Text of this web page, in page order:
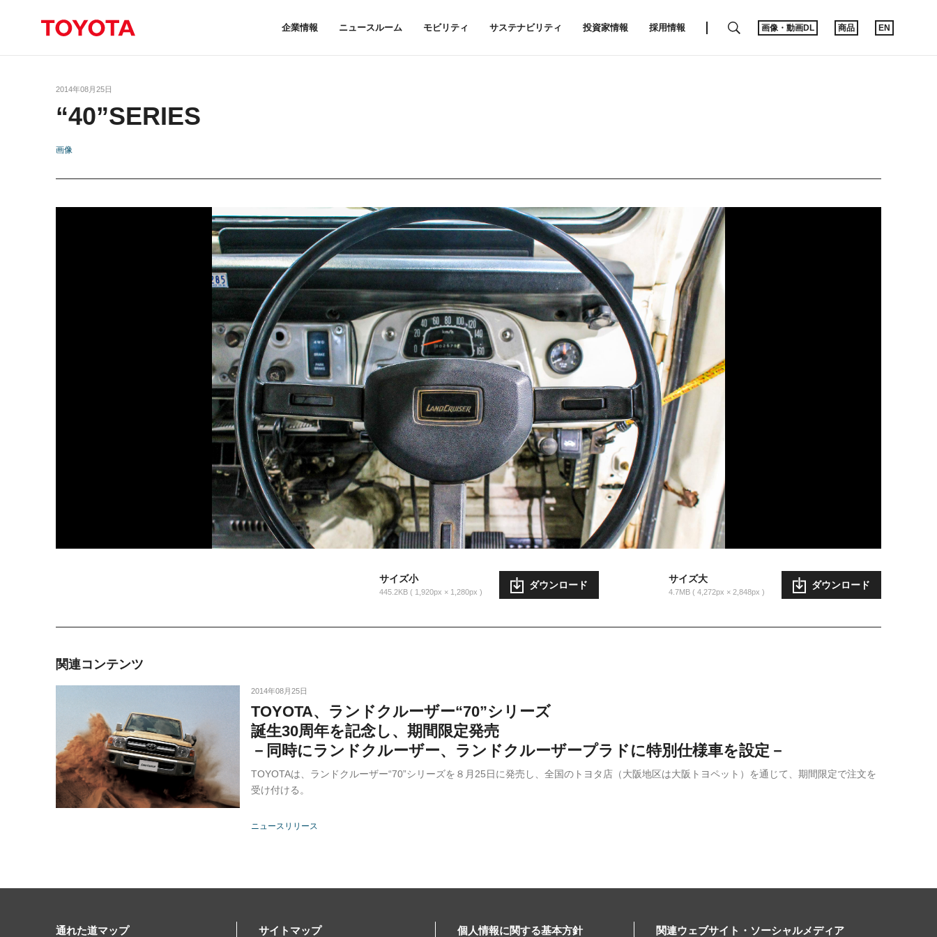
企業情報 ニュースルーム モビリティ サステナビリティ 投資家情報 採用情報 SEARCH画像・動画DL 商品 EN
2014年08月25日
“40”SERIES
画像
サイズ小
445.2KB 1,920px × 1,280px
ダウンロード
サイズ大
4.7MB 4,272px × 2,848px
ダウンロード
関連コンテンツ
2014年08月25日
TOYOTA、ランドクルーザー“70”シリーズ
誕生30周年を記念し、期間限定発売
－同時にランドクルーザー、ランドクルーザープラドに特別仕様車を設定－
TOYOTAは、ランドクルーザー“70”シリーズを８月25日に発売し、全国のトヨタ店（大阪地区は大阪トヨペット）を通じて、期間限定で注文を
受け付ける。
ニュースリリース
通れた道マップ サイトマップ 個人情報に関する基本方針 関連ウェブサイト・ソーシャルメディア